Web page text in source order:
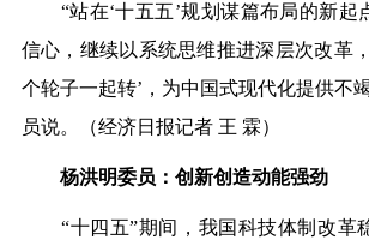
“站在‘十五五’规划谋篇布局的新起
信心，继续以系统思维推进深层次改革
个轮子一起转’，为中国式现代化提供不
员说。（经济日报记者 王 霖）
杨洪明委员：创新创造动能强劲
“十四五”期间，我国科技体制改革